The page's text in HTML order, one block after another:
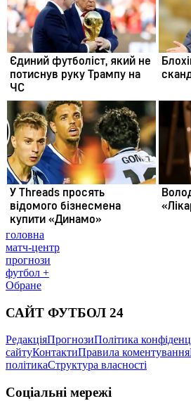
головна
матч-центр
прогнози
футбол +
Обране
САЙТ ФУТБОЛ 24
РедакціяПрогнозиПолітика
сайтуКонтактиПравила коментування
політикаСтруктура власності
Соціальні мережі